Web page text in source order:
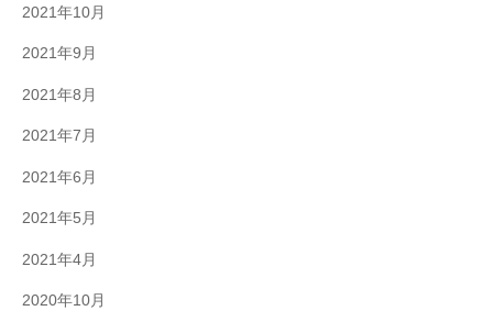
2021年10月
2021年9月
2021年8月
2021年7月
2021年6月
2021年5月
2021年4月
2020年10月